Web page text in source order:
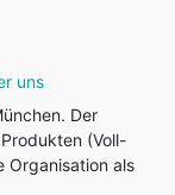
uns
Der
(Voll-
Organisation als